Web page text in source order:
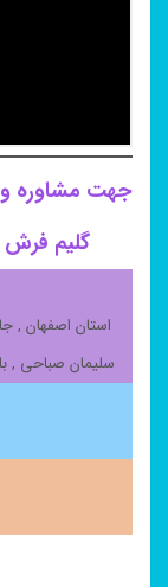
جهت مشاوره
گلیم فرش
استان اصفهان ,
سلیمان صباحی ,